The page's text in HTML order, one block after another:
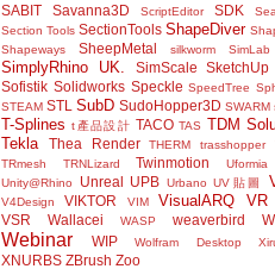
SABIT Savanna3D ScriptEditor SDK
Section Tools SectionTools ShapeDiver
Shapeways
SheepMetal silkworm SimLab
SimplyRhino UK. SimScale SketchUp
Sofistik Solidworks Speckle SpeedTree
STEAM STL SubD SudoHopper3D SWARM
T-Splines t產品設計 TACO TAS TDM
Tekla
Thea Render THERM trasshopper
TRmesh
TRNLizard Twinmotion Uformia
Unity@Rhino
Unreal UPB Urbano UV貼圖
V4Design VIKTOR VIM VisualARQ VR
VSR Wallacei WASP weaverbird
Webinar WIP Wolfram Desktop
XNURBS ZBrush Zoo